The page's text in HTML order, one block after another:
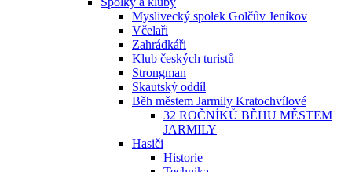
Myslivecký spolek Golčův Jeníkov
Včelaři
Zahrádkáři
Klub českých turistů
Strongman
Skautský oddíl
Běh městem Jarmily Kratochvílové
32 ROČNÍKŮ BĚHU MĚSTEM
JARMILY
Hasiči
Historie